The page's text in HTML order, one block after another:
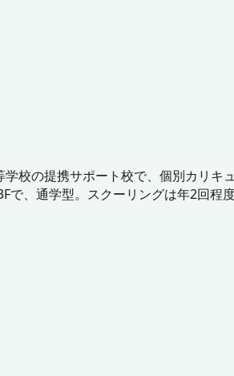
校の提携サポート校で、個別カリ
で、通学型。スクーリングは年2回